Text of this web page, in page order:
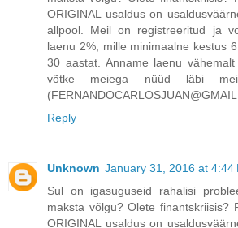
ORIGINAL usaldus on
allpool. Meil on registreeritud ja
laenu 2%, mille minimaalne kestus
30 aastat. Anname laenu
võtke meiega nüüd läbi
Reply
Unknown January 31, 2016 at 4:44
Sul on igasuguseid rahalisi
maksta võlgu? Olete finantskriisis?
ORIGINAL usaldus on